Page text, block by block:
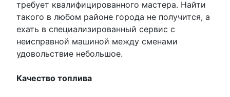
требует квалифицированного мастера. Найти
такого в любом районе города не получится, а
ехать в специализированный сервис с
неисправной машиной между сменами
удовольствие небольшое.
Качество топлива